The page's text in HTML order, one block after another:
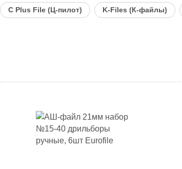
C Plus File (Ц-пилот) K-Files (К-файлы)